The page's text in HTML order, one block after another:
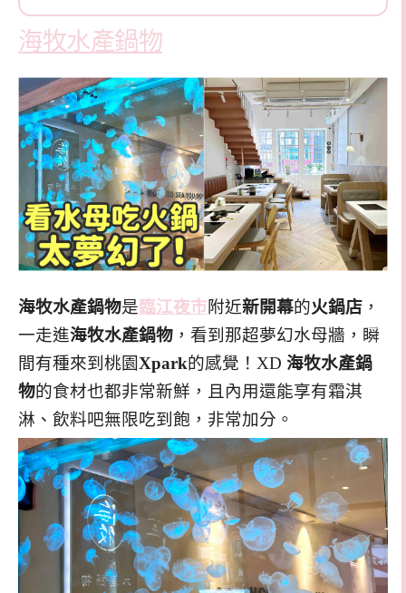
海牧水產鍋物
海牧水產鍋物是臨江夜市附近新開幕的火鍋店 ，
一走進海牧水產鍋物 ，看到那超夢幻水母牆，瞬
間有種來到桃園Xpark的感覺！XD 海牧水產鍋
物的食材也都非常新鮮，且內用還能享有霜淇
淋、飲料吧無限吃到飽，非常加分。